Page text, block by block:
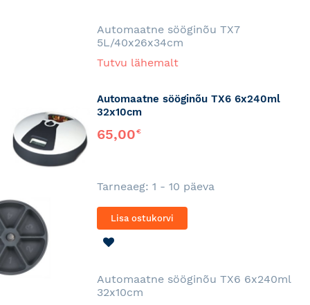
Automaatne sööginõu TX7
5L/40x26x34cm
Tutvu lähemalt
Automaatne sööginõu TX6 6x240ml
32x10cm
65,00€
Tarneaeg: 1 - 10 päeva
Lisa ostukorvi
Automaatne sööginõu TX6 6x240ml
32x10cm